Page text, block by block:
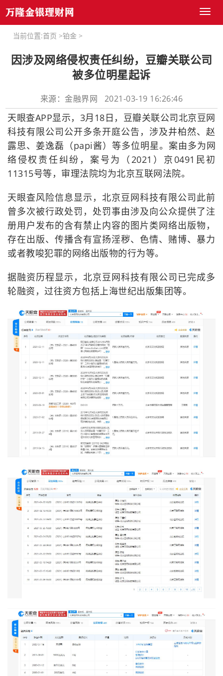
Toggle
当前位置:首页 >铂金 >
因涉及网络侵权责任纠纷，豆瓣关联公司
被多位明星起诉
来源：金融界网 2021-03-19 16:26:46
天眼查APP显示，3月18日，豆瓣关联公司北京豆网
科技有限公司公开多条开庭公告，涉及井柏然、赵
露思、姜逸磊（papi酱）等多位明星。案由多为网
络侵权责任纠纷，案号为（2021）京0491民初
11315号等，审理法院均为北京互联网法院。
天眼查风险信息显示，北京豆网科技有限公司此前
曾多次被行政处罚，处罚事由涉及向公众提供了注
册用户发布的含有禁止内容的图片类网络出版物，
存在出版、传播含有宣扬淫秽、色情、赌博、暴力
或者教唆犯罪的网络出版物的行为等。
据融资历程显示，北京豆网科技有限公司已完成多
轮融资，过往资方包括上海世纪出版集团等。